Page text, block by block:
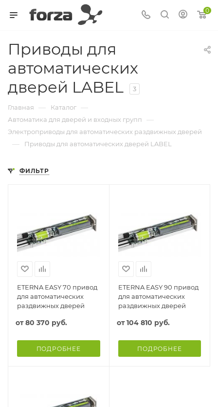
0
Приводы для
автоматических
дверей LABEL
3
Главная — Каталог —
Автоматика для дверей и входных групп —
Электроприводы для автоматических раздвижных дверей
— Приводы для автоматических дверей LABEL
ФИЛЬТР
ETERNA EASY 70 привод
для автоматических
раздвижных дверей
от80 370 руб.
ПОДРОБНЕЕ
ETERNA EASY 90 привод
для автоматических
раздвижных дверей
от104 810 руб.
ПОДРОБНЕЕ